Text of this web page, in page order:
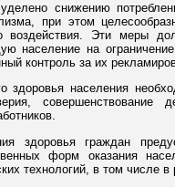
снижению
при этом
воздействия. Эти меры
население на
контроль за их
здоровья населения
совершенствование
здоровья граждан
форм оказания
технологий, в том числе